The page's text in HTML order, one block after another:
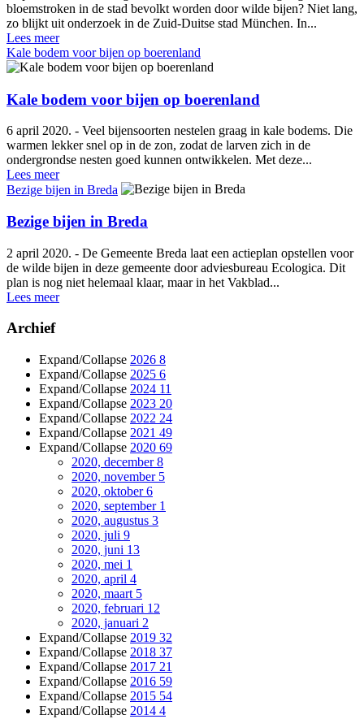
bloemstroken in de stad bevolkt worden door wilde bijen? Niet lang,
zo blijkt uit onderzoek in de Zuid-Duitse stad München. In...
Lees meer
Kale bodem voor bijen op boerenland
Kale bodem voor bijen op boerenland
6 april 2020. - Veel bijensoorten nestelen graag in kale bodems. Die
warmen lekker snel op in de zon, zodat de larven zich in de
ondergrondse nesten goed kunnen ontwikkelen. Met deze...
Lees meer
Bezige bijen in Breda
Bezige bijen in Breda
2 april 2020. - De Gemeente Breda laat een actieplan opstellen voor
de wilde bijen in deze gemeente door adviesbureau Ecologica. Dit
plan is nog niet helemaal klaar, maar in het Vakblad...
Lees meer
Archief
Expand/Collapse 2026 8
Expand/Collapse 2025 6
Expand/Collapse 2024 11
Expand/Collapse 2023 20
Expand/Collapse 2022 24
Expand/Collapse 2021 49
Expand/Collapse 2020 69
2020, december8
2020, november 5
2020, oktober6
2020, september 1
2020, augustus 3
2020, juli 9
2020, juni 13
2020, mei 1
2020, april 4
2020, maart 5
2020, februari 12
2020, januari 2
Expand/Collapse 2019 32
Expand/Collapse 2018 37
Expand/Collapse 2017 21
Expand/Collapse 2016 59
Expand/Collapse 2015 54
Expand/Collapse 2014 4